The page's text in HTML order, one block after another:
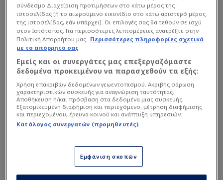
που έρχεται στην επιφάνεια. Ο Τσίπρας θέλει να
είναι καθ’ όλα έτοιμος. Να έχει στο πλευρό του
άτομα απολύτως ενήμερα για όλα τα θέματα.
Έτοιμα να απαντήσουν σε κάθε διάλογο και να
σταθούν απέναντι από τη Νέα Δημοκρατία και τα
κόμματα που διεκδικούν την παρουσία τους στη
Βουλή.
σύνδεσμο Διαχείριση προτιμήσεων στο κάτω μέρος της
ιστοσελίδας [ή το αιωρούμενο εικονίδιο στο κάτω αριστερό μέρος
της ιστοσελίδας, εάν υπάρχει]. Οι επιλογές σας θα τεθούν σε ισχύ
στον Ιστότοπος. Για περισσότερες λεπτομέρειες ανατρέξτε στην
Πολιτική Απορρήτου μας. Περισσότερες πληροφορίες σχετικά
με το απόρρητό σας
Εμείς και οι συνεργάτες μας επεξεργαζόμαστε
δεδομένα προκειμένου να παρασχεθούν τα εξής:
Χρήση επακριβών δεδομένων γεωεντοπισμού. Ακριβής σάρωση
χαρακτηριστικών συσκευής για αναγνώριση ταυτότητας.
Αποθήκευση ή/και πρόσβαση στα δεδομένα μιας συσκευής.
Εξατομικευμένη διαφήμιση και περιεχόμενο, μέτρηση διαφήμισης
και περιεχομένου, έρευνα κοινού και ανάπτυξη υπηρεσιών.
Κατάλογος συνεργατών (προμηθευτές)
Εμφάνιση σκοπών